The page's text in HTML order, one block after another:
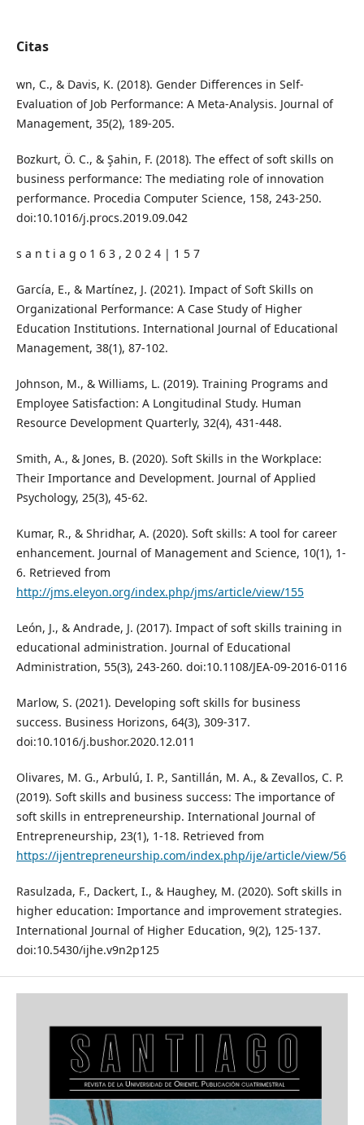
Citas
wn, C., & Davis, K. (2018). Gender Differences in Self-
Evaluation of Job Performance: A Meta-Analysis. Journal of
Management, 35(2), 189-205.
Bozkurt, Ö. C., & Şahin, F. (2018). The effect of soft skills on
business performance: The mediating role of innovation
performance. Procedia Computer Science, 158, 243-250.
doi:10.1016/j.procs.2019.09.042
s a n t i a g o 1 6 3 , 2 0 2 4 | 1 5 7
García, E., & Martínez, J. (2021). Impact of Soft Skills on
Organizational Performance: A Case Study of Higher
Education Institutions. International Journal of Educational
Management, 38(1), 87-102.
Johnson, M., & Williams, L. (2019). Training Programs and
Employee Satisfaction: A Longitudinal Study. Human
Resource Development Quarterly, 32(4), 431-448.
Smith, A., & Jones, B. (2020). Soft Skills in the Workplace:
Their Importance and Development. Journal of Applied
Psychology, 25(3), 45-62.
Kumar, R., & Shridhar, A. (2020). Soft skills: A tool for career
enhancement. Journal of Management and Science, 10(1), 1-
6. Retrieved from
http://jms.eleyon.org/index.php/jms/article/view/155
León, J., & Andrade, J. (2017). Impact of soft skills training in
educational administration. Journal of Educational
Administration, 55(3), 243-260. doi:10.1108/JEA-09-2016-0116
Marlow, S. (2021). Developing soft skills for business
success. Business Horizons, 64(3), 309-317.
doi:10.1016/j.bushor.2020.12.011
Olivares, M. G., Arbulú, I. P., Santillán, M. A., & Zevallos, C. P.
(2019). Soft skills and business success: The importance of
soft skills in entrepreneurship. International Journal of
Entrepreneurship, 23(1), 1-18. Retrieved from
https://ijentrepreneurship.com/index.php/ije/article/view/56
Rasulzada, F., Dackert, I., & Haughey, M. (2020). Soft skills in
higher education: Importance and improvement strategies.
International Journal of Higher Education, 9(2), 125-137.
doi:10.5430/ijhe.v9n2p125